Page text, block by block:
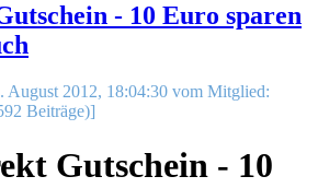
- 10 Euro sparen
August 2012, 18:04:30 vom Mitglied:
Beiträge)]
Gutschein - 10